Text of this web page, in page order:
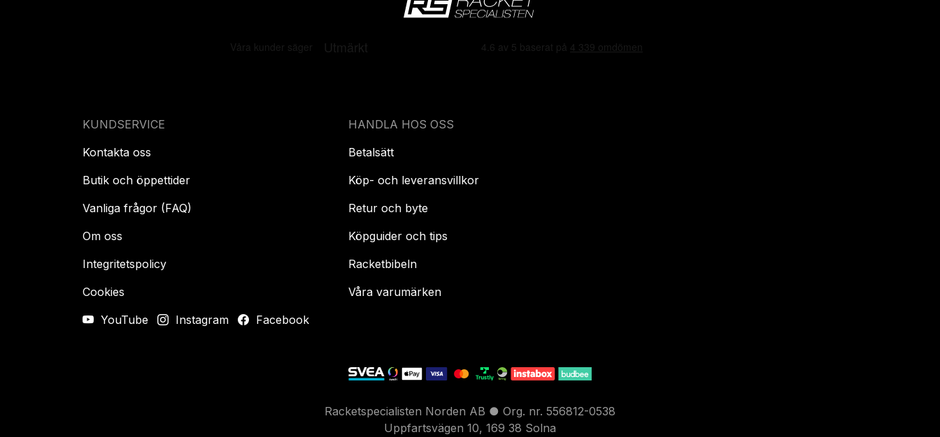
KUNDSERVICE
Kontakta oss
Butik och öppettider
Vanliga frågor (FAQ)
Om oss
Integritetspolicy
Cookies
YouTube
Instagram Facebook
HANDLA HOS OSS
Betalsätt
Köp- och leveransvillkor
Retur och byte
Köpguider och tips
Racketbibeln
Våra varumärken
Racketspecialisten Norden AB ● Org. nr. 556812-0538
Uppfartsvägen 10, 169 38 Solna